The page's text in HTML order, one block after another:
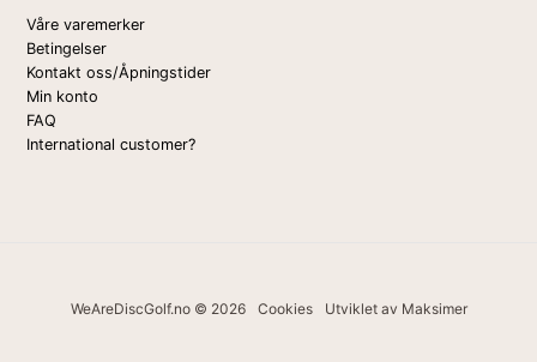
Våre varemerker
Betingelser
Kontakt oss/Åpningstider
Min konto
FAQ
International customer?
WeAreDiscGolf.no © 2026 Cookies Utviklet av Maksimer